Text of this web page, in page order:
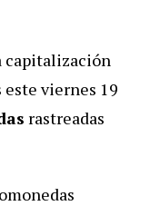
capitalización
este viernes 19
rastreadas